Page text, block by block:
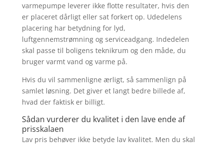
varmepumpe leverer ikke flotte resultater, hvis den
er placeret dårligt eller sat forkert op. Udedelens
placering har betydning for lyd,
luftgennemstrømning og serviceadgang. Indedelen
skal passe til boligens teknikrum og den måde, du
bruger varmt vand og varme på.
Hvis du vil sammenligne ærligt, så sammenlign på
samlet løsning. Det giver et langt bedre billede af,
hvad der faktisk er billigt.
Sådan vurderer du kvalitet i den lave ende af
prisskalaen
Lav pris behøver ikke betyde lav kvalitet. Men du skal